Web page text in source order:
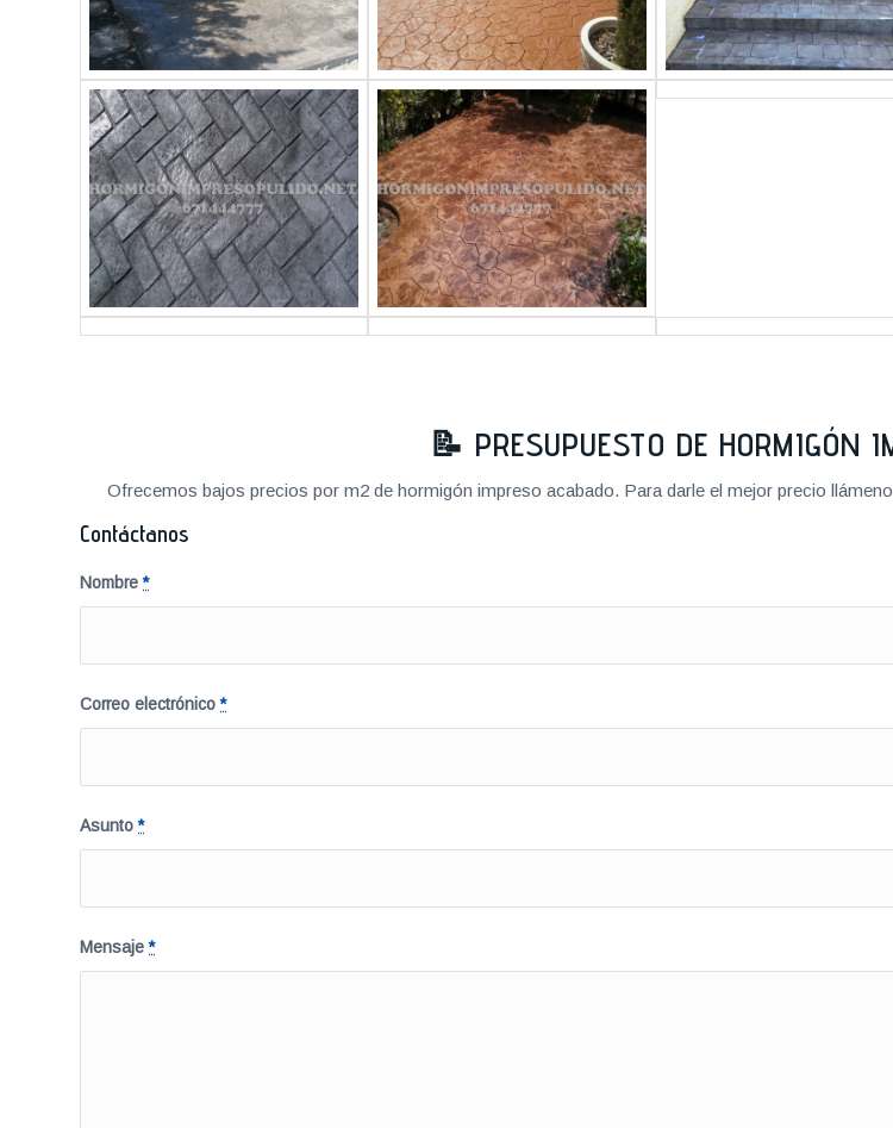
📝 PRESUPUESTO DE HORMIGÓN
Ofrecemos bajos precios por m2 de hormigón impreso acabado. Para darle el mejor precio
Contáctanos
Nombre*
Correo electrónico*
Asunto*
Mensaje*